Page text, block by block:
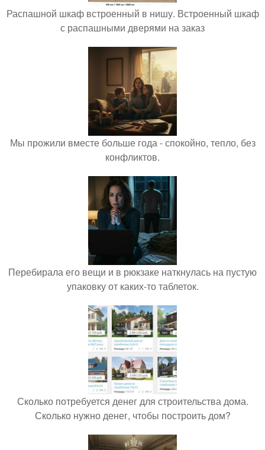
Распашной шкаф встроенный в нишу. Встроенный шкаф
с распашными дверями на заказ
Мы прожили вместе больше года - спокойно, тепло, без
конфликтов.
Перебирала его вещи и в рюкзаке наткнулась на пустую
упаковку от каких-то таблеток.
Сколько потребуется денег для строительства дома.
Сколько нужно денег, чтобы построить дом?